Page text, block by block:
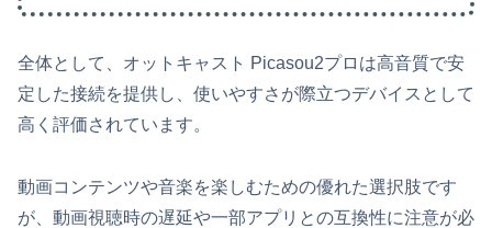
全体として、オットキャスト Picasou2プロは高音質で安
定した接続を提供し、使いやすさが際立つデバイスとして
高く評価されています。
動画コンテンツや音楽を楽しむための優れた選択肢です
が、動画視聴時の遅延や一部アプリとの互換性に注意が必